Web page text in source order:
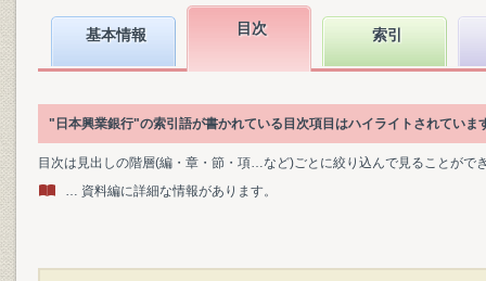
基本情報 目次 索引
"日本興業銀行"の索引語が書かれている目次項目はハイライトされていま
目次は見出しの階層(編・章・節・項…など)ごとに絞り込んで見ることがで
… 資料編に詳細な情報があります。